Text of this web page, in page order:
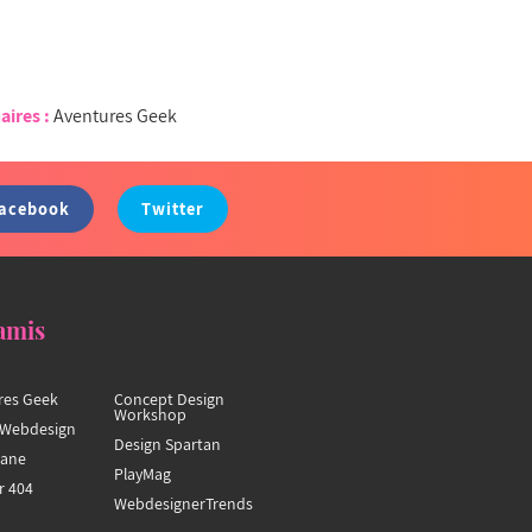
:Aventures Geek
Twitter
Geek
404
Concept Design
Workshop
Design Spartan
PlayMag
WebdesignerTrends